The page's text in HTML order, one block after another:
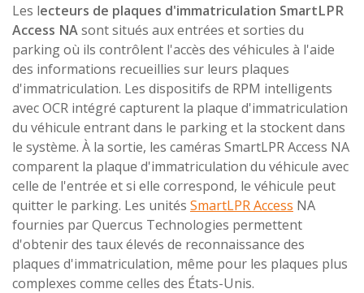
Les lecteurs de plaques d'immatriculation SmartLPR
Access NAsont situés aux entrées et sorties du
parking où ils contrôlent l'accès des véhicules à l'aide
des informations recueillies sur leurs plaques
d'immatriculation. Les dispositifs de RPM intelligents
avec OCR intégré capturent la plaque d'immatriculation
du véhicule entrant dans le parking et la stockent dans
le système. À la sortie, les caméras SmartLPR Access NA
comparent la plaque d'immatriculation du véhicule avec
celle de l'entrée et si elle correspond, le véhicule peut
quitter le parking. Les unités SmartLPR Access NA
fournies par Quercus Technologies permettent
d'obtenir des taux élevés de reconnaissance des
plaques d'immatriculation, même pour les plaques plus
complexes comme celles des États-Unis.